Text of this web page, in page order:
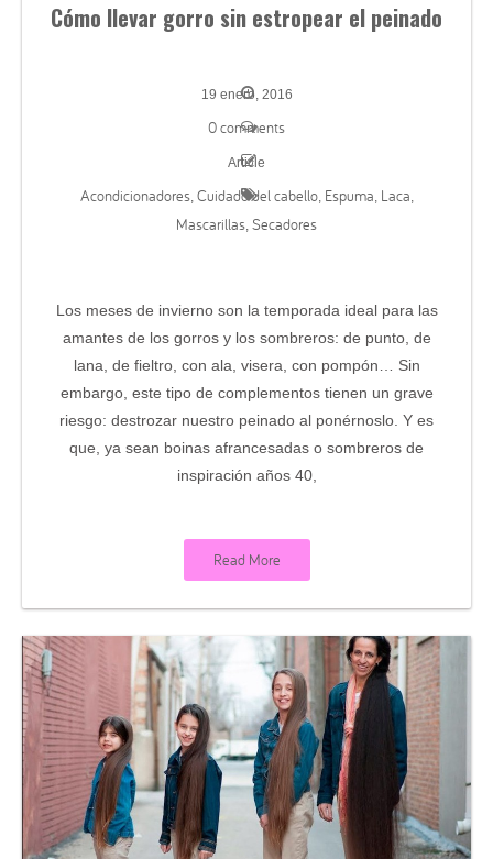
Cómo llevar gorro sin estropear el peinado
19 enero, 2016
0 comments
Article
Acondicionadores, Cuidado del cabello, Espuma, Laca,
Mascarillas, Secadores
Los meses de invierno son la temporada ideal para las
amantes de los gorros y los sombreros: de punto, de
lana, de fieltro, con ala, visera, con pompón… Sin
embargo, este tipo de complementos tienen un grave
riesgo: destrozar nuestro peinado al ponérnoslo. Y es
que, ya sean boinas afrancesadas o sombreros de
inspiración años 40,
Read More